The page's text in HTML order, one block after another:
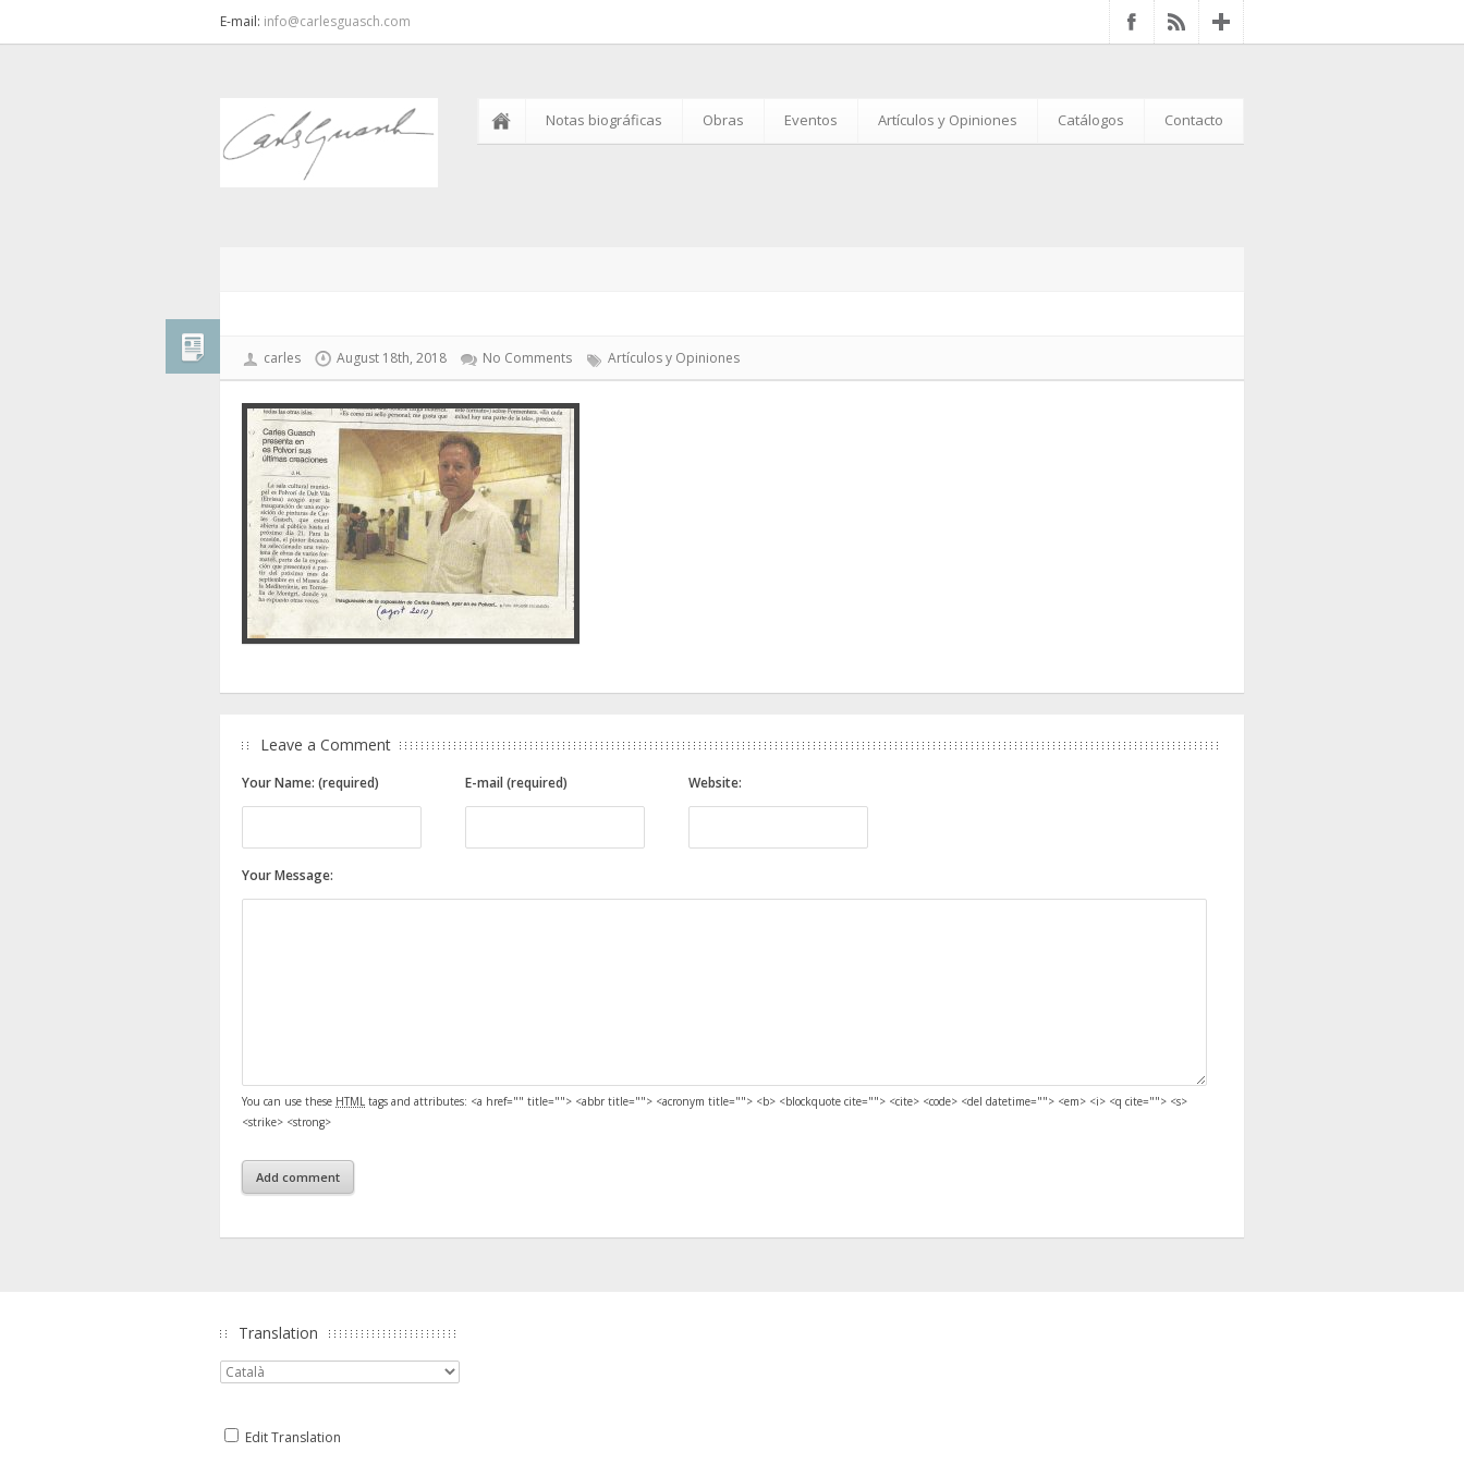
E-mail: info@carlesguasch.com
Notas biográficas Obras Eventos Artículos y Opiniones Catálogos Contacto
carles August 18th, 2018 No Comments Artículos y Opiniones
Leave a Comment
Your Name: (required) E-mail (required) Website:
Your Message:
You can use these HTML tags and attributes: <a href="" title=""> <abbr title=""> <acronym title=""> <b> <blockquote cite=""> <cite> <code> <del datetime=""> <em> <i> <q cite=""> <s>
<strike> <strong>
Translation
Edit Translation